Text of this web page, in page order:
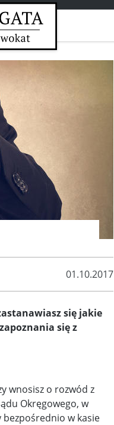
01.10.2017
się jakie
się z
wnosisz o rozwód z
Okręgowego, w
bezpośrednio w kasie